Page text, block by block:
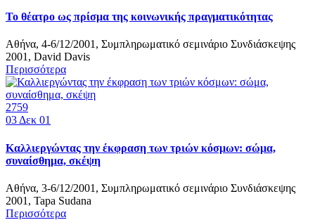
Το θέατρο ως πρίσμα της κοινωνικής πραγματικότητας
Αθήνα, 4-6/12/2001, Συμπληρωματικό σεμινάριο Συνδιάσκεψης
2001, David Davis
Περισσότερα
2759
03Δεκ 01
Καλλιεργώντας την έκφραση των τριών κόσμων: σώμα,
συναίσθημα, σκέψη
Αθήνα, 3-6/12/2001, Συμπληρωματικό σεμινάριο Συνδιάσκεψης
2001, Tapa Sudana
Περισσότερα